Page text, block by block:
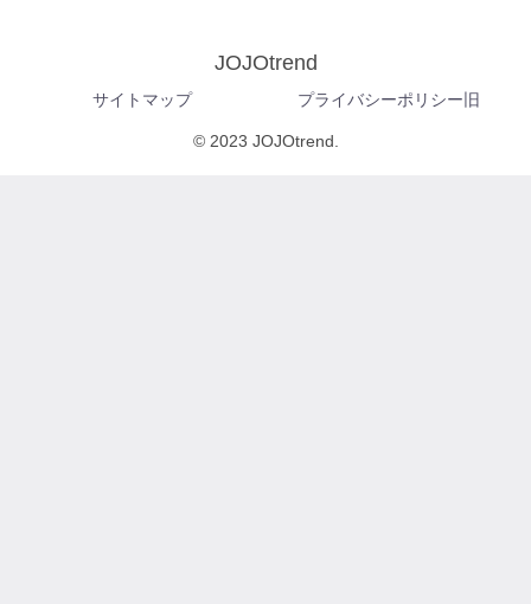
JOJOtrend
サイトマップ プライバシーポリシー旧
© 2023 JOJOtrend.